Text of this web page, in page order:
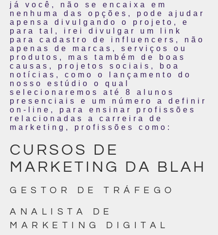
já você, não se encaixa em
nenhuma das opções, pode ajudar
apensa divulgando o projeto, e
para tal, irei divulgar um link
para cadastro de influencers, não
apenas de marcas, serviços ou
produtos, mas também de boas
causas, projetos sociais, boa
notícias, como o lançamento do
nosso estúdio o qual
selecionaremos até 8 alunos
presenciais e um número a definir
on-line, para ensinar profissões
relacionadas a carreira de
marketing, profissões como:
CURSOS DE
MARKETING DA BLAH
GESTOR DE TRÁFEGO
ANALISTA DE
MARKETING DIGITAL